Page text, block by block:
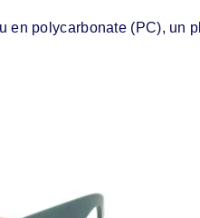
en polycarbonate (PC),